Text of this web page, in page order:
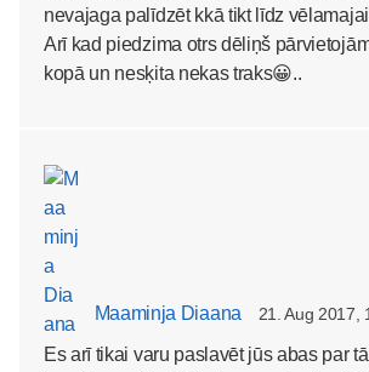
nevajaga palīdzēt kkā tikt līdz
Arī kad piedzima otrs dēliņš
kopā un nesķita nekas traks😀..
Maaminja Diaana 21. Aug 2017,
Es arī tikai varu paslavēt jūs abas par